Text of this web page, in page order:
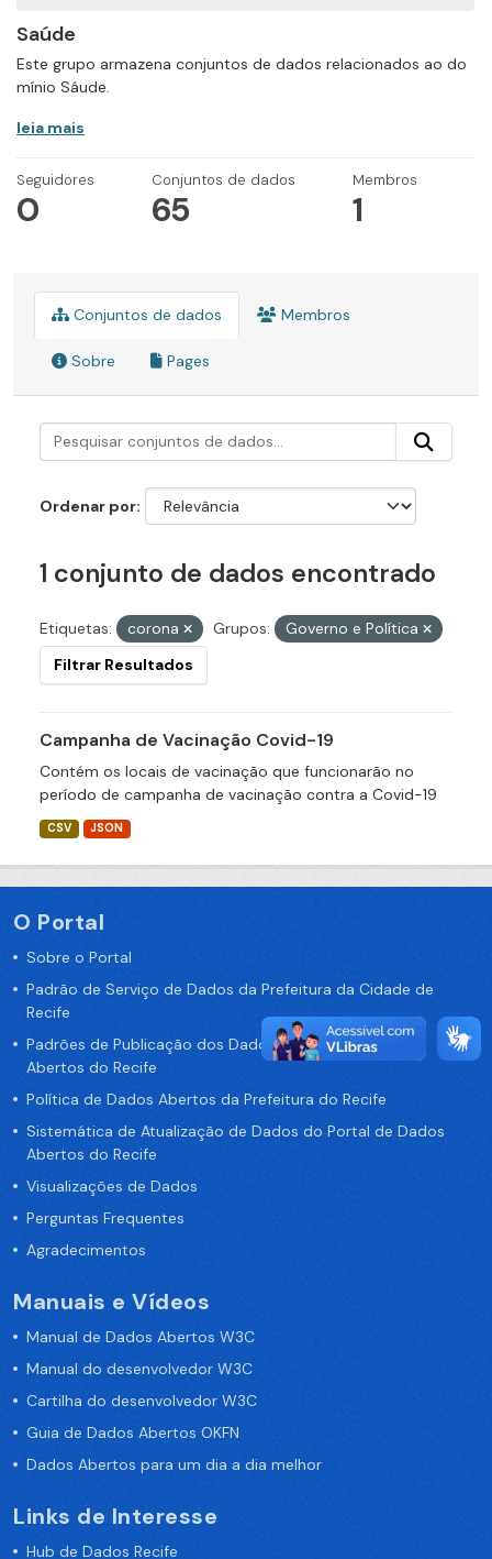
Saúde
Este grupo armazena conjuntos de dados relacionados ao do
mínio Sáude.
leia mais
Seguidores
0
Conjuntos de dados
65
Membros
1
Conjuntos de dados Membros
Sobre Pages
Ordenar por
1 conjunto de dados encontrado
Etiquetas: corona Grupos:
Governo e Política
Filtrar Resultados
Campanha de Vacinação Covid-19
Contém os locais de vacinação que funcionarão no
período de campanha de vacinação contra a Covid-19
CSV JSON
O Portal
Sobre o Portal
Padrão de Serviço de Dados da Prefeitura da Cidade de
Recife
Padrões de Publicação dos Dados no Portal de Dados
Abertos do Recife
Política de Dados Abertos da Prefeitura do Recife
Sistemática de Atualização de Dados do Portal de Dados
Abertos do Recife
Visualizações de Dados
Perguntas Frequentes
Agradecimentos
Manuais e Vídeos
Manual de Dados Abertos W3C
Manual do desenvolvedor W3C
Cartilha do desenvolvedor W3C
Guia de Dados Abertos OKFN
Dados Abertos para um dia a dia melhor
Links de Interesse
Hub de Dados Recife